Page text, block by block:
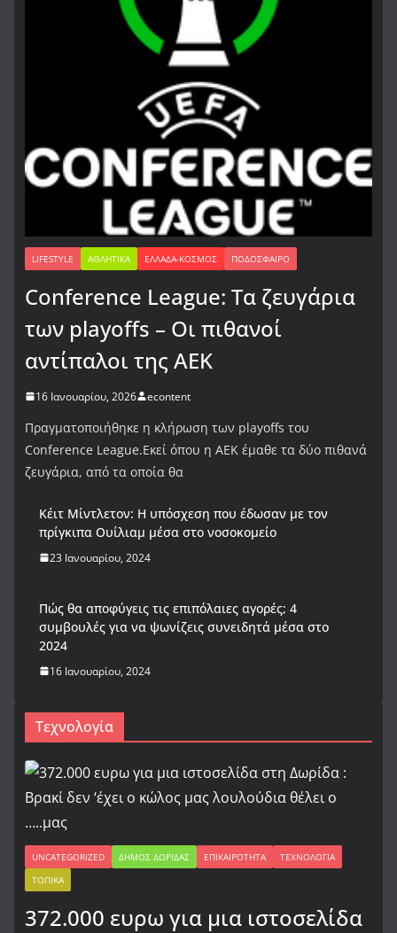
LIFESTYLE ΑΘΛΗΤΙΚΆ ΕΛΛΆΔΑ-ΚΌΣΜΟΣ ΠΟΔΌΣΦΑΙΡΟ
Conference League: Τα ζευγάρια
των playoffs – Οι πιθανοί
αντίπαλοι της ΑΕΚ
16 Ιανουαρίου, 2026 econtent
Πραγματοποιήθηκε η κλήρωση των playoffs του
Conference League.Εκεί όπου η ΑΕΚ έμαθε τα δύο πιθανά
ζευγάρια, από τα οποία θα
Κέιτ Μίντλετον: Η υπόσχεση που έδωσαν με τον
πρίγκιπα Ουίλιαμ μέσα στο νοσοκομείο
23 Ιανουαρίου, 2024
Πώς θα αποφύγεις τις επιπόλαιες αγορές; 4
συμβουλές για να ψωνίζεις συνειδητά μέσα στο
2024
16 Ιανουαρίου, 2024
Τεχνολογία
UNCATEGORIZED ΔΉΜΟΣ ΔΩΡΊΔΑΣ ΕΠΙΚΑΙΡΌΤΗΤΑ
ΤΕΧΝΟΛΟΓΊΑ
ΤΟΠΙΚΆ
372.000 ευρω για μια ιστοσελίδα